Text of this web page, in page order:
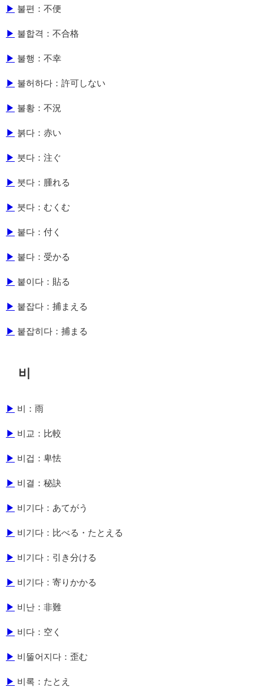
▶ 불편：不便
▶ 불합격：不合格
▶ 불행：不幸
▶ 불허하다：許可しない
▶ 불황：不況
▶ 붉다：赤い
▶ 붓다：注ぐ
▶ 붓다：腫れる
▶ 붓다：むくむ
▶ 붙다：付く
▶ 붙다：受かる
▶ 붙이다：貼る
▶ 붙잡다：捕まえる
▶ 붙잡히다：捕まる
비
▶ 비：雨
▶ 비교：比較
▶ 비겁：卑怯
▶ 비결：秘訣
▶ 비기다：あてがう
▶ 비기다：比べる・たとえる
▶ 비기다：引き分ける
▶ 비기다：寄りかかる
▶ 비난：非難
▶ 비다：空く
▶ 비뚤어지다：歪む
▶ 비록：たとえ